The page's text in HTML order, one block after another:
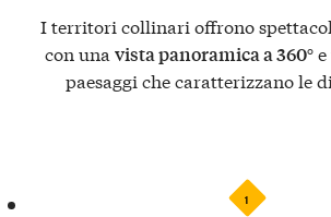
I territori collinari offrono
con una vista panoramica a 360°e
paesaggi che caratterizzano le
1